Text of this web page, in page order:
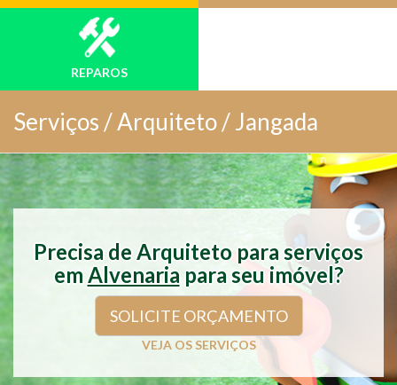
REPAROS
Serviços /Arquiteto / Jangada
Precisa de Arquiteto para serviços
em Alvenaria para seu imóvel?
SOLICITE ORÇAMENTO
VEJA OS SERVIÇOS